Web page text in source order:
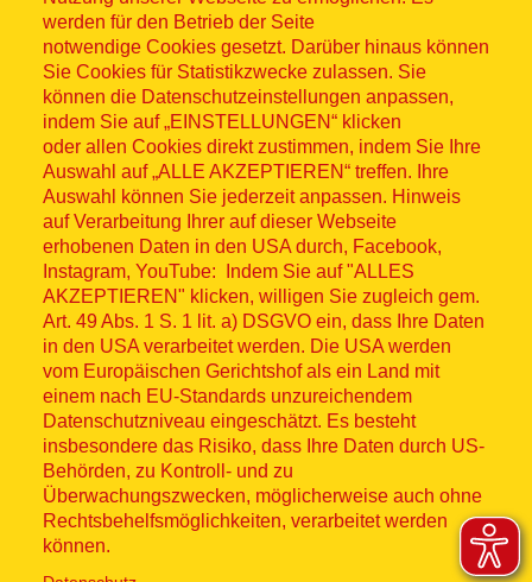
werden für den Betrieb der Seite
notwendige Cookies gesetzt. Darüber hinaus können
Sie Cookies für Statistikzwecke zulassen. Sie
können die Datenschutzeinstellungen anpassen,
indem Sie auf „EINSTELLUNGEN“ klicken
oder allen Cookies direkt zustimmen, indem Sie Ihre
Auswahl auf „ALLE AKZEPTIEREN“ treffen. Ihre
Auswahl können Sie jederzeit anpassen. Hinweis
auf Verarbeitung Ihrer auf dieser Webseite
erhobenen Daten in den USA durch, Facebook,
Instagram, YouTube: Indem Sie auf "ALLES
AKZEPTIEREN" klicken, willigen Sie zugleich gem.
Art. 49 Abs. 1 S. 1 lit. a) DSGVO ein, dass Ihre Daten
in den USA verarbeitet werden. Die USA werden
vom Europäischen Gerichtshof als ein Land mit
einem nach EU-Standards unzureichendem
Datenschutzniveau eingeschätzt. Es besteht
insbesondere das Risiko, dass Ihre Daten durch US-
Behörden, zu Kontroll- und zu
Überwachungszwecken, möglicherweise auch ohne
Rechtsbehelfsmöglichkeiten, verarbeitet werden
können.
Sitemap
© ASB 2026
Fußzeilenmenü
Impressum
Datenschutz
Kontakt
Hinweisgebersystem
Lieferkette
Widerruf